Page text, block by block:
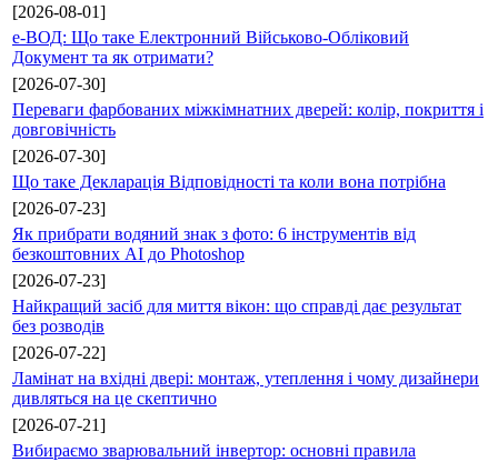
[2026-08-01]
е-ВОД: Що таке Електронний Військово-Обліковий
Документ та як отримати?
[2026-07-30]
Переваги фарбованих міжкімнатних дверей: колір, покриття і
довговічність
[2026-07-30]
Що таке Декларація Відповідності та коли вона потрібна
[2026-07-23]
Як прибрати водяний знак з фото: 6 інструментів від
безкоштовних AI до Photoshop
[2026-07-23]
Найкращий засіб для миття вікон: що справді дає результат
без розводів
[2026-07-22]
Ламінат на вхідні двері: монтаж, утеплення і чому дизайнери
дивляться на це скептично
[2026-07-21]
Вибираємо зварювальний інвертор: основні правила